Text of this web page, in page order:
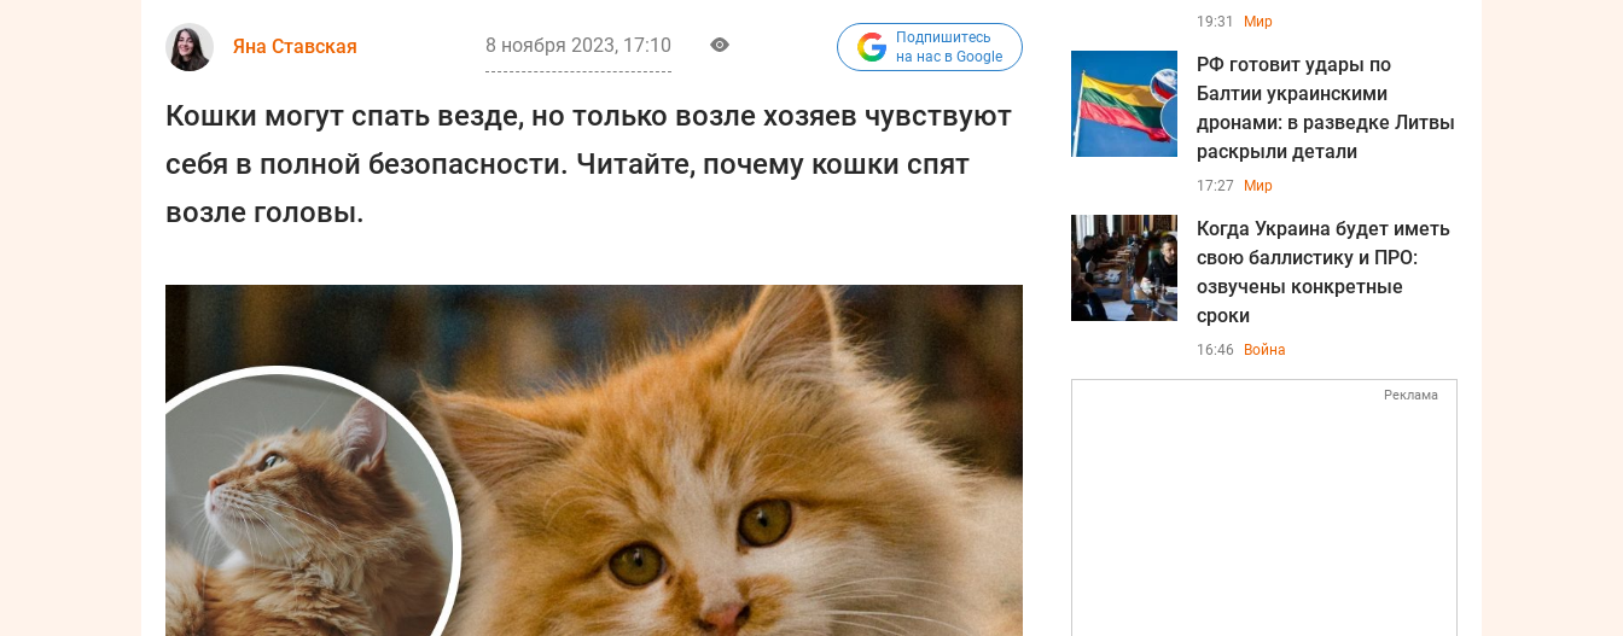
Яна Ставская 8 ноября 2023, 17:10
Подпишитесь
на нас в Google
Кошки могут спать везде, но только возле хозяев чувствуют
себя в полной безопасности. Читайте, почему кошки спят
возле головы.
19:31 Мир
РФ готовит удары по
Балтии украинскими
дронами: в разведке Литвы
раскрыли детали
17:27 Мир
Когда Украина будет иметь
свою баллистику и ПРО:
озвучены конкретные
сроки
16:46 Война
Реклама